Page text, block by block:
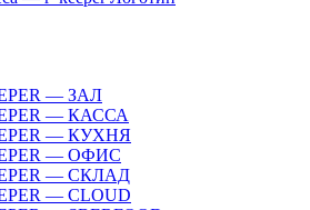
— ЗАЛ
— КАССА
— КУХНЯ
— ОФИС
— СКЛАД
— CLOUD